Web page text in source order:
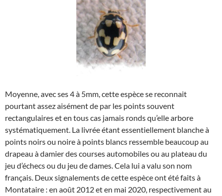
Moyenne, avec ses 4 à 5mm, cette espèce se reconnait
pourtant assez aisément de par les points souvent
rectangulaires et en tous cas jamais ronds qu’elle arbore
systématiquement. La livrée étant essentiellement blanche à
points noirs ou noire à points blancs ressemble beaucoup au
drapeau à damier des courses automobiles ou au plateau du
jeu d’échecs ou du jeu de dames. Cela lui a valu son nom
français. Deux signalements de cette espèce ont été faits à
Montataire : en août 2012 et en mai 2020, respectivement au